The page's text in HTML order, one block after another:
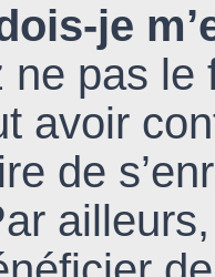
je
pas le
avoir
de